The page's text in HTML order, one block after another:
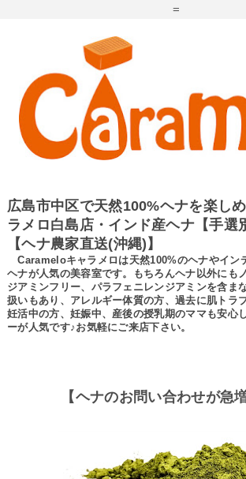
=
広島市中区で天然100%ヘナを楽し
ラメロ白島店・インド産ヘナ【手選
【ヘナ農家直送(沖縄)】
Carameloキャラメロは天然100%のヘナやイン
ヘナが人気の美容室です。もちろんヘナ以外にも
ジアミンフリー、パラフェニレンジアミンを含ま
扱いもあり、アレルギー体質の方、過去に肌トラ
妊活中の方、妊娠中、産後の授乳期のママも安心
ーが人気です♪お気軽にご来店下さい。
【ヘナのお問い合わせが急